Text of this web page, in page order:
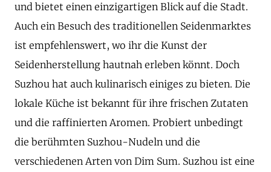
und bietet einen einzigartigen Blick auf die Stadt.
Auch ein Besuch des traditionellen Seidenmarktes
ist empfehlenswert, wo ihr die Kunst der
Seidenherstellung hautnah erleben könnt. Doch
Suzhou hat auch kulinarisch einiges zu bieten. Die
lokale Küche ist bekannt für ihre frischen Zutaten
und die raffinierten Aromen. Probiert unbedingt
die berühmten Suzhou-Nudeln und die
verschiedenen Arten von Dim Sum. Suzhou ist eine